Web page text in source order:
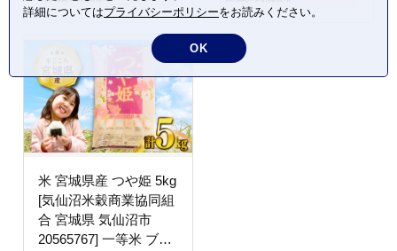
米 宮城県産 つや姫 5kg
[気仙沼米穀商業協同組
合 宮城県 気仙沼市
20565767] 一等米 ブラ
詳細についてはプライバシーポリシーをお読みください。
OK